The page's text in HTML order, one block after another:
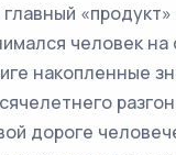
человек
накопленные
дороге